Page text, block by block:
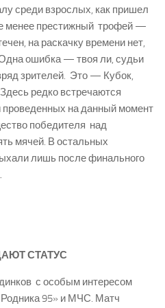
среди взрослых, как пришел
менее престижный трофей —
на раскачку времени нет,
Одна ошибка — твоя ли, судьи
зрителей. Это — Кубок,
редко встречаются
проведенных на данный момент
победителя над
мячей. В остальных
лишь после финального
СТАТУС
с особым интересом
95» и МЧС. Матч